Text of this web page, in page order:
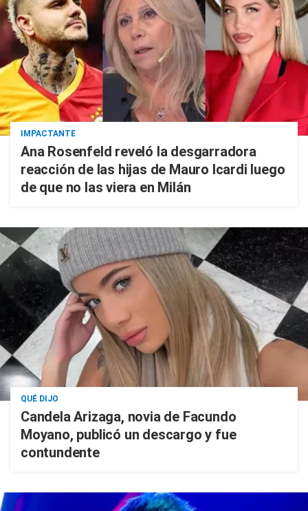
IMPACTANTE
Ana Rosenfeld reveló la desgarradora
reacción de las hijas de Mauro Icardi luego
de que no las viera en Milán
QUÉ DIJO
Candela Arizaga, novia de Facundo
Moyano, publicó un descargo y fue
contundente